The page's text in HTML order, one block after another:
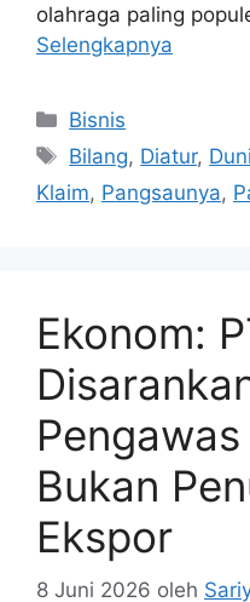
olahraga paling
Selengkapnya
Kategori
Bisnis
Tag
Bilang, Diatur,
Klaim, Pangsaunya,
Ekonom:
Bukan
Ekspor
8 Juni 2026 oleh